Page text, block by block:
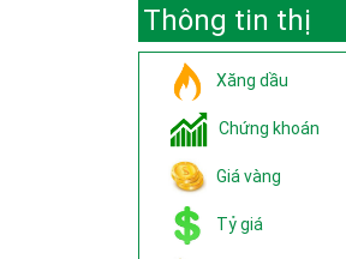
Thông tin thị
trườngXăng dầu
Chứng khoán
Giá vàng
Tỷ giá